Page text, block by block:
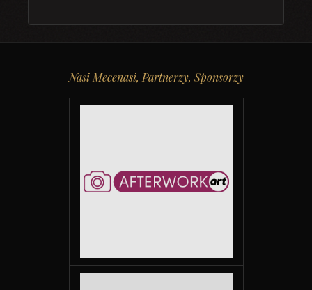
Nasi Mecenasi, Partnerzy, Sponsorzy